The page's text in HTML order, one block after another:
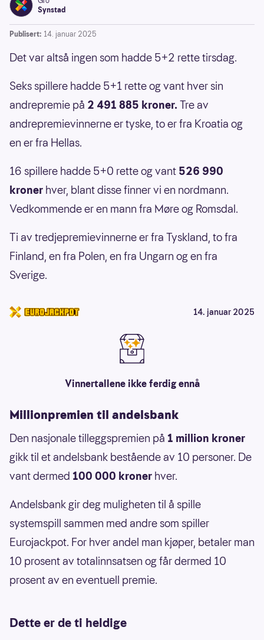
Synstad
Publisert: 14. januar 2025
Det var altså ingen som hadde 5+2 rette tirsdag.
Seks spillere hadde 5+1 rette og vant hver sin
andrepremie på 2 491 885 kroner.Tre av
andrepremievinnerne er tyske, to er fra Kroatia og
en er fra Hellas.
16 spillere hadde 5+0 rette og vant 526 990
kroner hver, blant disse finner vi en nordmann.
Vedkommende er en mann fra Møre og Romsdal.
Ti av tredjepremievinnerne er fra Tyskland, to fra
Finland, en fra Polen, en fra Ungarn og en fra
Sverige.
14. januar 2025
Vinnertallene ikke ferdig ennå
Millionpremien til andelsbank
Den nasjonale tilleggspremien på 1 million kroner
gikk til et andelsbank bestående av 10 personer. De
vant dermed 100 000 kroner hver.
Andelsbank gir deg muligheten til å spille
systemspill sammen med andre som spiller
Eurojackpot. For hver andel man kjøper, betaler man
10 prosent av totalinnsatsen og får dermed 10
prosent av en eventuell premie.
Dette er de ti heldige